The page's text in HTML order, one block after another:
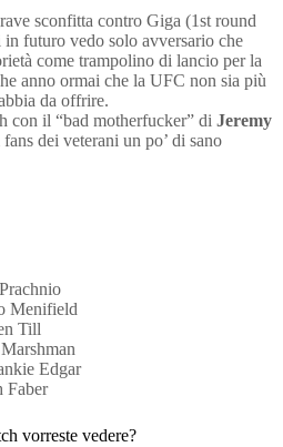
sconfitta contro Giga (1st round
futuro vedo solo avversario che
come trampolino di lancio per la
anno ormai che la UFC non sia più
da offrire.
con il “bad motherfucker” di Jeremy
dei veterani un po’ di sano
Menifield
Till
Edgar
Faber
vorreste vedere?